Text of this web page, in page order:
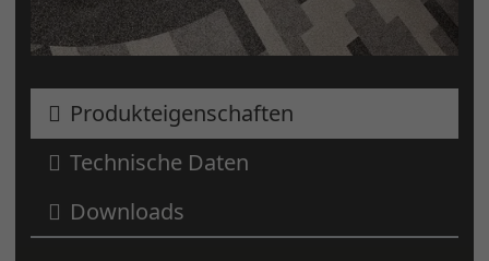
Produkteigenschaften
Technische Daten
Downloads